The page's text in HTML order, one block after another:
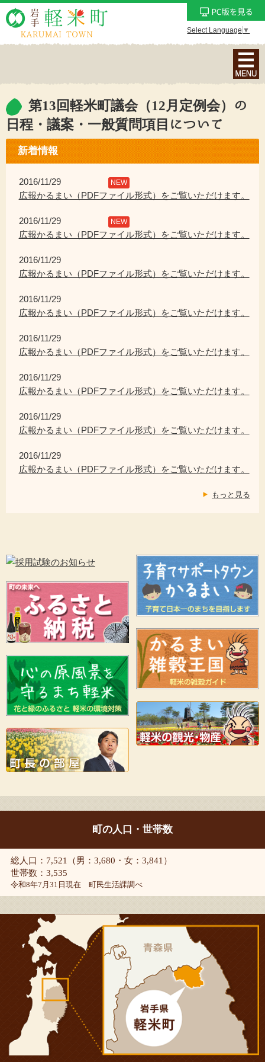
Select Language ▼
ナ
ビ
ー
ン
メ
表
第13回軽米町議会（12月定例会）の
日程・議案・一般質問項目について
新着情報
2016/11/29 NEW
広報かるまい（PDFファイル形式）をご覧いただけます。
2016/11/29 NEW
広報かるまい（PDFファイル形式）をご覧いただけます。
2016/11/29
広報かるまい（PDFファイル形式）をご覧いただけます。
2016/11/29
広報かるまい（PDFファイル形式）をご覧いただけます。
2016/11/29
広報かるまい（PDFファイル形式）をご覧いただけます。
2016/11/29
広報かるまい（PDFファイル形式）をご覧いただけます。
2016/11/29
広報かるまい（PDFファイル形式）をご覧いただけます。
2016/11/29
広報かるまい（PDFファイル形式）をご覧いただけます。
もっと見る
町の人口・世帯数
総人口：7,521（男：3,680・女：3,841）
世帯数：3,535
令和8年7月31日現在 町民生活課調べ